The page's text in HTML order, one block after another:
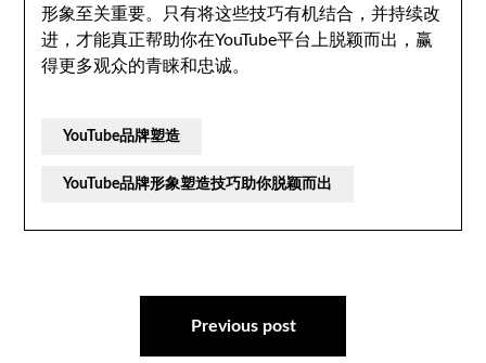
形象至关重要。只有将这些技巧有机结合，并持续改
进，才能真正帮助你在YouTube平台上脱颖而出，赢
得更多观众的青睐和忠诚。
YouTube品牌塑造
YouTube品牌形象塑造技巧助你脱颖而出
Previous post